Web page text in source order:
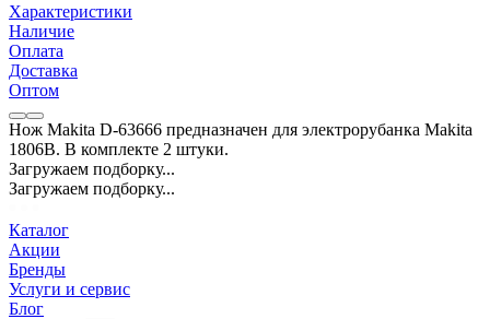
Характеристики
Наличие
Оплата
Доставка
Оптом
Нож Makita D-63666 предназначен для электрорубанка Makita
1806В. В комплекте 2 штуки.
Загружаем подборку...
Загружаем подборку...
Каталог
Акции
Бренды
Услуги и сервис
Блог